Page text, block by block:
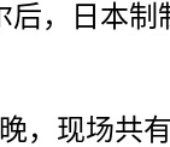
后，日本制
现场共有